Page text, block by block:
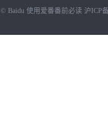
© Baidu 使用爱番番前必读 沪ICP